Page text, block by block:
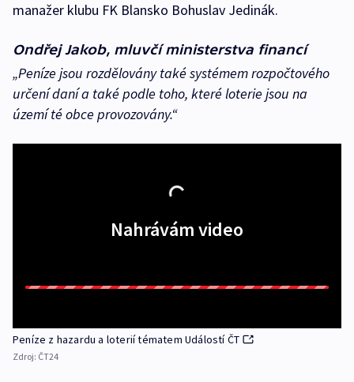
manažer klubu FK Blansko Bohuslav Jedinák.
Ondřej Jakob, mluvčí ministerstva financí
„Peníze jsou rozdělovány také systémem rozpočtového
určení daní a také podle toho, které loterie jsou na
území té obce provozovány.“
Nahrávám video
Peníze z hazardu a loterií tématem Událostí ČT
Zdroj: ČT24